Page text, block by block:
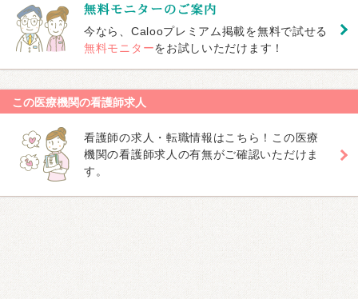
今なら、Calooプレミアム掲載を無料で試せる
無料モニターをお試しいただけます！
この医療機関の看護師求人
看護師の求人・転職情報はこちら！この医療
機関の看護師求人の有無がご確認いただけま
す。